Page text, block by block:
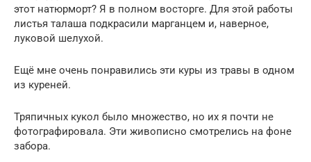
этот натюрморт? Я в полном восторге. Для этой работы
листья талаша подкрасили марганцем и, наверное,
луковой шелухой.
Ещё мне очень понравились эти куры из травы в одном
из куреней.
Тряпичных кукол было множество, но их я почти не
фотографировала. Эти живописно смотрелись на фоне
забора.